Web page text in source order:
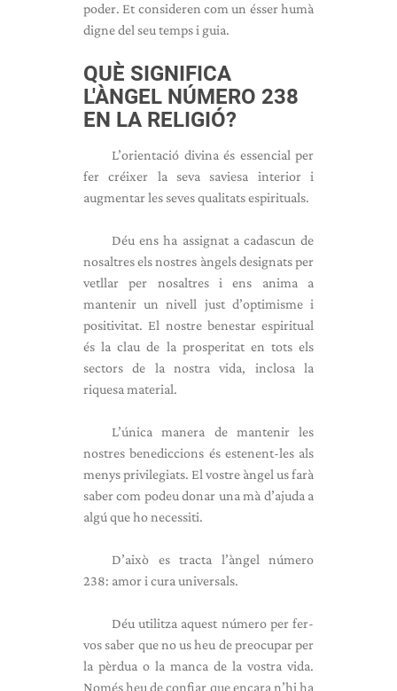
poder. Et consideren com un ésser humà
digne del seu temps i guia.
QUÈ SIGNIFICA
L'ÀNGEL NÚMERO 238
EN LA RELIGIÓ?
L’orientació divina és essencial per
fer créixer la seva saviesa interior i
augmentar les seves qualitats espirituals.
Déu ens ha assignat a cadascun de
nosaltres els nostres àngels designats per
vetllar per nosaltres i ens anima a
mantenir un nivell just d’optimisme i
positivitat. El nostre benestar espiritual
és la clau de la prosperitat en tots els
sectors de la nostra vida, inclosa la
riquesa material.
L’única manera de mantenir les
nostres benediccions és estenent-les als
menys privilegiats. El vostre àngel us farà
saber com podeu donar una mà d’ajuda a
algú que ho necessiti.
D’això es tracta l’àngel número
238: amor i cura universals.
Déu utilitza aquest número per fer-
vos saber que no us heu de preocupar per
la pèrdua o la manca de la vostra vida.
Només heu de confiar que encara n’hi ha